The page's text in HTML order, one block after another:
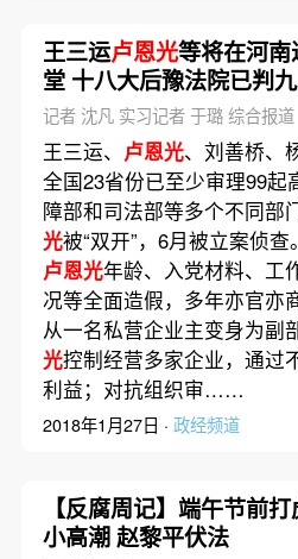
王三运卢恩光等将在河南
堂 十八大后豫法院已判九
“虎”
记者 沈凡 实习记者 于璐 综合报道
王三运、 卢恩光、刘善桥、
全国23省份已至少审理99
障部和司法部等多个不同部
光被“双开”，6月被立案侦查
卢恩光年龄、入党材料、工
况等全面造假，多年亦官亦
从一名私营企业主变身为副
光控制经营多家企业，通过
利益；对抗组织审……
2018年1月27日 · 政经频道
【反腐周记】端午节前打
小高潮 赵黎平伏法